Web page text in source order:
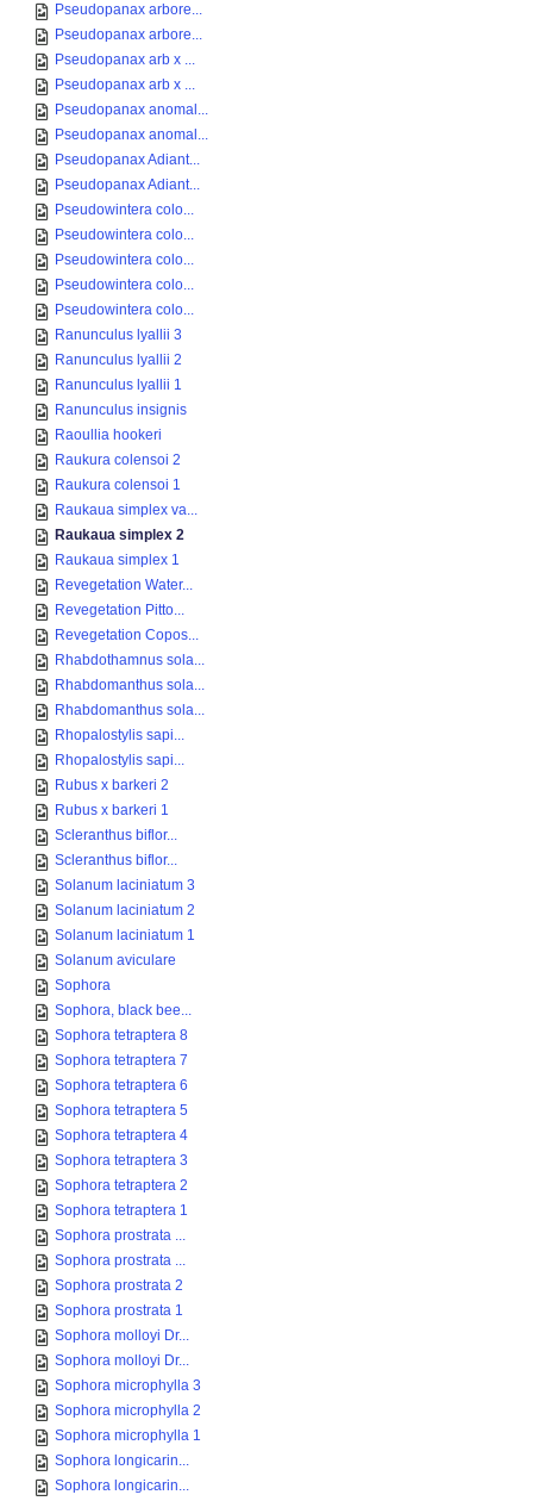
Pseudopanax arbore...
Pseudopanax arbore...
Pseudopanax arb x ...
Pseudopanax arb x ...
Pseudopanax anomal...
Pseudopanax anomal...
Pseudopanax Adiant...
Pseudopanax Adiant...
Pseudowintera colo...
Pseudowintera colo...
Pseudowintera colo...
Pseudowintera colo...
Pseudowintera colo...
Ranunculus lyallii 3
Ranunculus lyallii 2
Ranunculus lyallii 1
Ranunculus insignis
Raoullia hookeri
Raukura colensoi 2
Raukura colensoi 1
Raukaua simplex va...
Raukaua simplex 2
Raukaua simplex 1
Revegetation Water...
Revegetation Pitto...
Revegetation Copos...
Rhabdothamnus sola...
Rhabdomanthus sola...
Rhabdomanthus sola...
Rhopalostylis sapi...
Rhopalostylis sapi...
Rubus x barkeri 2
Rubus x barkeri 1
Scleranthus biflor...
Scleranthus biflor...
Solanum laciniatum 3
Solanum laciniatum 2
Solanum laciniatum 1
Solanum aviculare
Sophora
Sophora, black bee...
Sophora tetraptera 8
Sophora tetraptera 7
Sophora tetraptera 6
Sophora tetraptera 5
Sophora tetraptera 4
Sophora tetraptera 3
Sophora tetraptera 2
Sophora tetraptera 1
Sophora prostrata ...
Sophora prostrata ...
Sophora prostrata 2
Sophora prostrata 1
Sophora molloyi Dr...
Sophora molloyi Dr...
Sophora microphylla 3
Sophora microphylla 2
Sophora microphylla 1
Sophora longicarin...
Sophora longicarin...